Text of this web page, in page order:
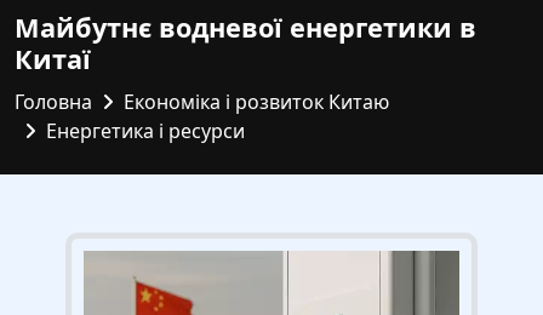
Майбутнє водневої енергетики в
Китаї
Головна
Економіка і розвиток Китаю
Енергетика і ресурси